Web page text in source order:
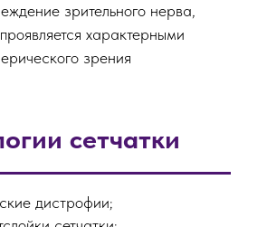
зрительного нерва,
характерными
зрения
сетчатки
дистрофии;